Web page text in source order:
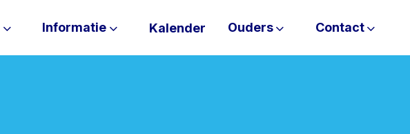
Informatie Kalender Ouders Contact